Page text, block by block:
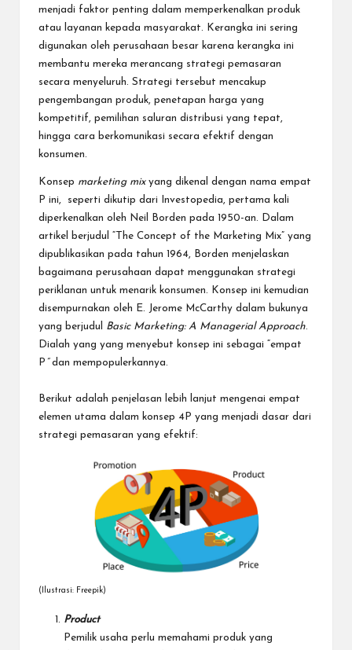
menjadi faktor penting dalam memperkenalkan produk
atau layanan kepada masyarakat. Kerangka ini sering
digunakan oleh perusahaan besar karena kerangka ini
membantu mereka merancang strategi pemasaran
secara menyeluruh. Strategi tersebut mencakup
pengembangan produk, penetapan harga yang
kompetitif, pemilihan saluran distribusi yang tepat,
hingga cara berkomunikasi secara efektif dengan
konsumen.
Konsep marketing mixyang dikenal dengan nama empat
P ini, seperti dikutip dari
Investopedia, pertama kali
diperkenalkan oleh Neil Borden pada 1950-an. Dalam
artikel berjudul “The Concept of the Marketing Mix” yang
dipublikasikan pada tahun 1964, Borden menjelaskan
bagaimana perusahaan dapat menggunakan strategi
periklanan untuk menarik konsumen. Konsep ini kemudian
disempurnakan oleh E. Jerome McCarthy dalam bukunya
yang berjudul Basic Marketing: A Managerial Approach.
Dialah yang yang menyebut konsep ini sebagai “empat
P ” dan mempopulerkannya.
Berikut adalah penjelasan lebih lanjut mengenai empat
elemen utama dalam konsep 4P yang menjadi dasar dari
strategi pemasaran yang efektif:
(Ilustrasi: Freepik)
Product
Pemilik usaha perlu memahami produk yang